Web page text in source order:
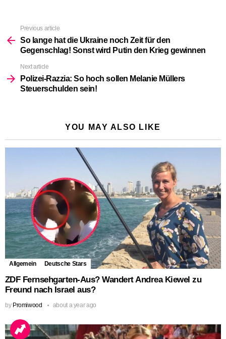
more
Previous article
So lange hat die Ukraine noch Zeit für den
Gegenschlag! Sonst wird Putin den Krieg gewinnen
Next article
Polizei-Razzia: So hoch sollen Melanie Müllers
Steuerschulden sein!
YOU MAY ALSO LIKE
Allgemein Deutsche Stars
ZDF Fernsehgarten-Aus? Wandert Andrea Kiewel zu
Freund nach Israel aus?
by Promiwood about a year ago